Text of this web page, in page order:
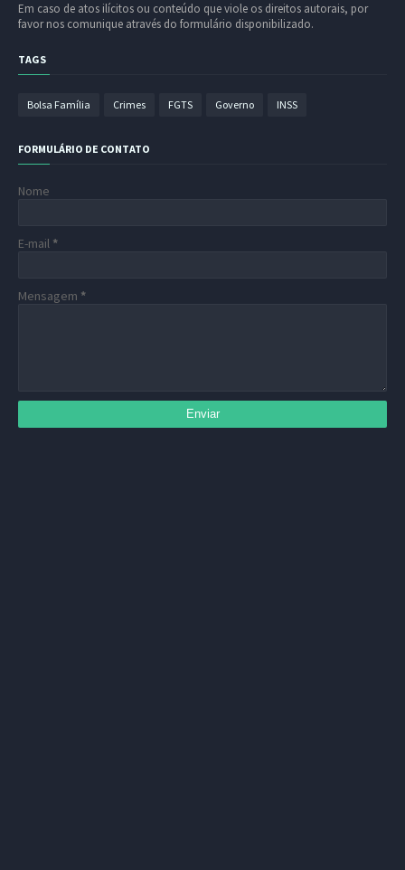
Em caso de atos ilícitos ou conteúdo que viole os direitos autorais, por
favor nos comunique através do formulário disponibilizado.
TAGS
Bolsa Família Crimes FGTS Governo INSS
FORMULÁRIO DE CONTATO
Nome
E-mail *
Mensagem *